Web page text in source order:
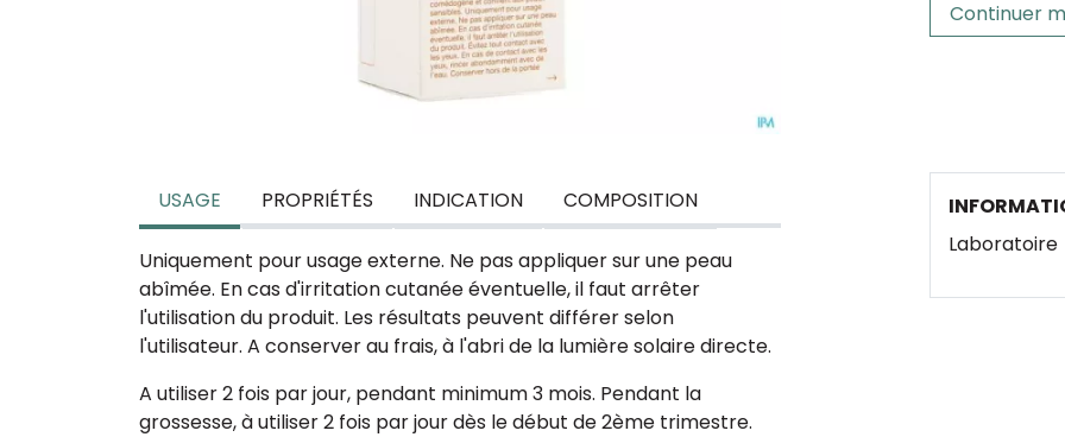
Continuer
USAGE PROPRIÉTÉS INDICATION COMPOSITION
Uniquement pour usage externe. Ne pas appliquer sur une peau
abîmée. En cas d'irritation cutanée éventuelle, il faut arrêter
l'utilisation du produit. Les résultats peuvent différer selon
l'utilisateur. A conserver au frais, à l'abri de la lumière solaire directe.
A utiliser 2 fois par jour, pendant minimum 3 mois. Pendant la
grossesse, à utiliser 2 fois par jour dès le début de 2ème trimestre.
Laboratoire